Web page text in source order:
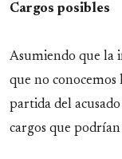
Cargos posibles
Asumiendo que la
que no conocemos
partida del
cargos que